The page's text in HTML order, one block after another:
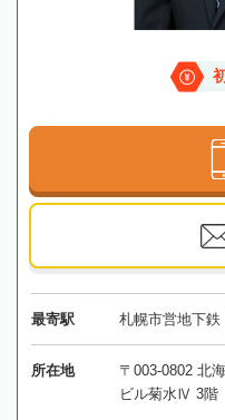
最寄駅 札幌市営地下鉄
所在地
〒003-0802 北
ビル菊水Ⅳ 3階